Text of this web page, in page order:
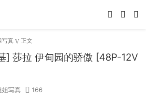
写真 正文
] 莎拉 伊甸园的骄傲 [48P-12V
姐写真 166